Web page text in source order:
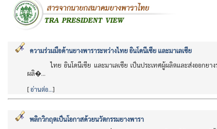
ความร่วมมือด้านยางพาราระหว่างไทย อินโดนีเซีย และมาเลเซีย
ไทย อินโดนีเซีย และมาเลเซีย เป็นประเทศผู้ผลิตและส่งออกย
ผลิ�...
[อ่านต่อ...]
พลิกวิกฤตเป็นโอกาสด้วยนวัตกรรมยางพารา